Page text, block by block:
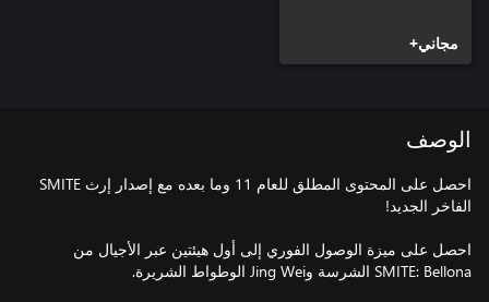
مجاني+
الوصف
احصل على المحتوى المطلق للعام 11 وما بعده مع إصدار إرث SMITE
احصل على ميزة الوصول الفوري إلى أول هيئتين عبر الأجيال من